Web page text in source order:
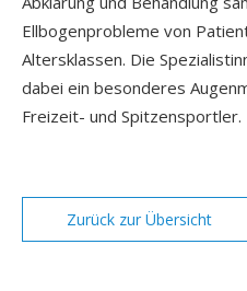
Ellbogenprobleme von
Altersklassen. Die
dabei ein besonderes
Freizeit- und Spitzensportler.
Zurück zur Übersicht